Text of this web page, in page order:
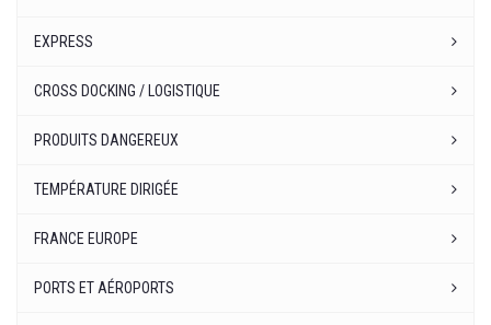
EXPRESS
CROSS DOCKING / LOGISTIQUE
PRODUITS DANGEREUX
TEMPÉRATURE DIRIGÉE
FRANCE EUROPE
PORTS ET AÉROPORTS